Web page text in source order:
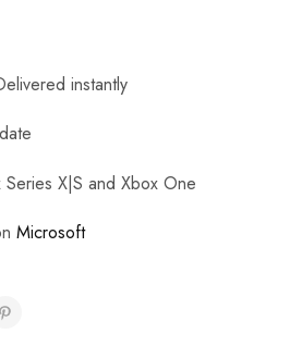
instantly
Series X|S and Xbox One
Microsoft